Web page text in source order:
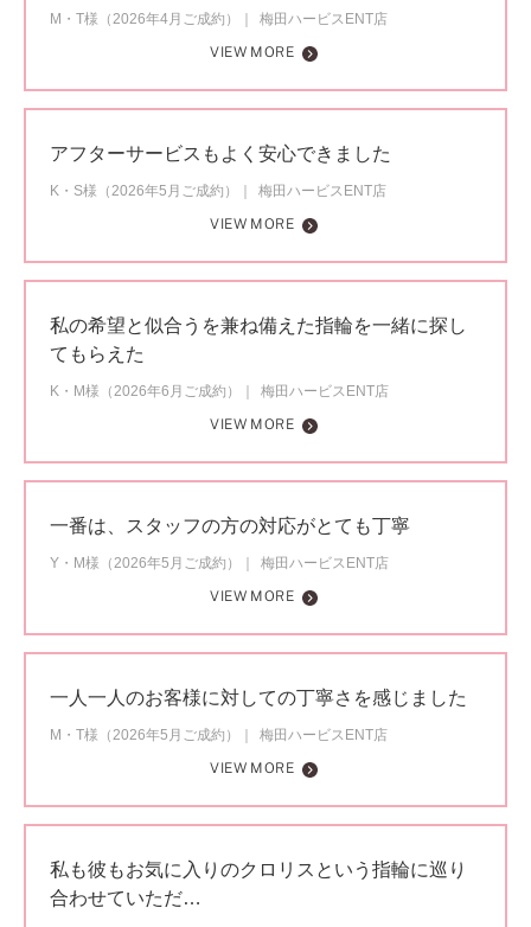
M・T様（2026年4月ご成約）
梅田ハービスENT店
VIEW MORE
アフターサービスもよく安心できました
K・S様（2026年5月ご成約）
梅田ハービスENT店
VIEW MORE
私の希望と似合うを兼ね備えた指輪を一緒に探し
てもらえた
K・M様（2026年6月ご成約）
梅田ハービスENT店
VIEW MORE
一番は、スタッフの方の対応がとても丁寧
Y・M様（2026年5月ご成約）
梅田ハービスENT店
VIEW MORE
一人一人のお客様に対しての丁寧さを感じました
M・T様（2026年5月ご成約）
梅田ハービスENT店
VIEW MORE
私も彼もお気に入りのクロリスという指輪に巡り
合わせていただ…